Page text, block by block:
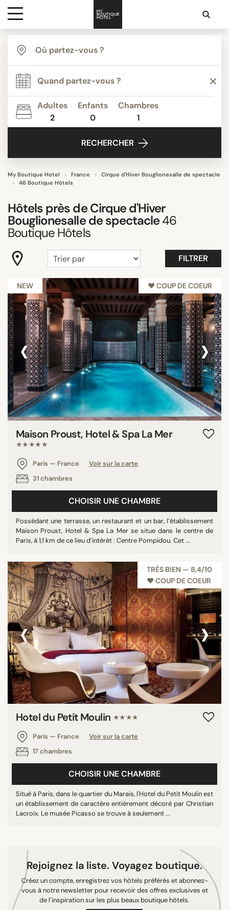
Destinations
Inspiration
Media
Adultes
2
Enfants
0
Chambres
1
RECHERCHER
My Boutique Hotel France
Cirque d'Hiver Bouglionesalle de spectacle
46 Boutique Hôtels
Hôtels près deCirque d'Hiver
Bouglionesalle de spectacle46
Boutique Hôtels
FILTRER
TYPE
Appartements
Boutique Hotels de Luxe
Boutique Hôtels
Budget Hotels
Demeures d’Exception
Design hotels
Tout afficher
THÈME
"Coup de Coeur"
Belle vue
Budget Boutique Hotels Paris
Confidentiel
Maison&Objet
Philippe Starck
Tout afficher
ÉQUIPEMENTS
Balcon
Chambres familiales
Jardin/terrasse
Piscine
Restaurant
Rooftop
Salle de réunion
ÉTOILES
1 étoile
3 étoiles
4 étoiles
5 étoiles
NOTE
7/10
8/10
9/10
NEW ♥︎ COUP DE COEUR
‹ ›
Maison Proust, Hotel & Spa La Mer
★★★★★
Paris — France
Voir sur la carte
31 chambres
CHOISIR UNE CHAMBRE
Possédant une terrasse, un restaurant et un bar, l’établissement
Maison Proust, Hotel & Spa La Mer se situe dans le centre de
Paris, à 1,1 km de ce lieu d’intérêt : Centre Pompidou. Cet ...
TRÈS BIEN — 8,4/10
♥︎ COUP DE COEUR
‹ ›
Hotel du Petit Moulin ★★★★
Paris — France
Voir sur la carte
17 chambres
CHOISIR UNE CHAMBRE
Situé à Paris, dans le quartier du Marais, l'Hotel du Petit Moulin est
un établissement de caractère entièrement décoré par Christian
Lacroix. Le musée Picasso se trouve à seulement ...
Rejoignez la liste. Voyagez boutique.
Créez un compte, enregistrez vos hôtels préférés et abonnez-
vous à notre newsletter pour recevoir des offres exclusives et
de l’inspiration sur les plus beaux boutique hôtels.